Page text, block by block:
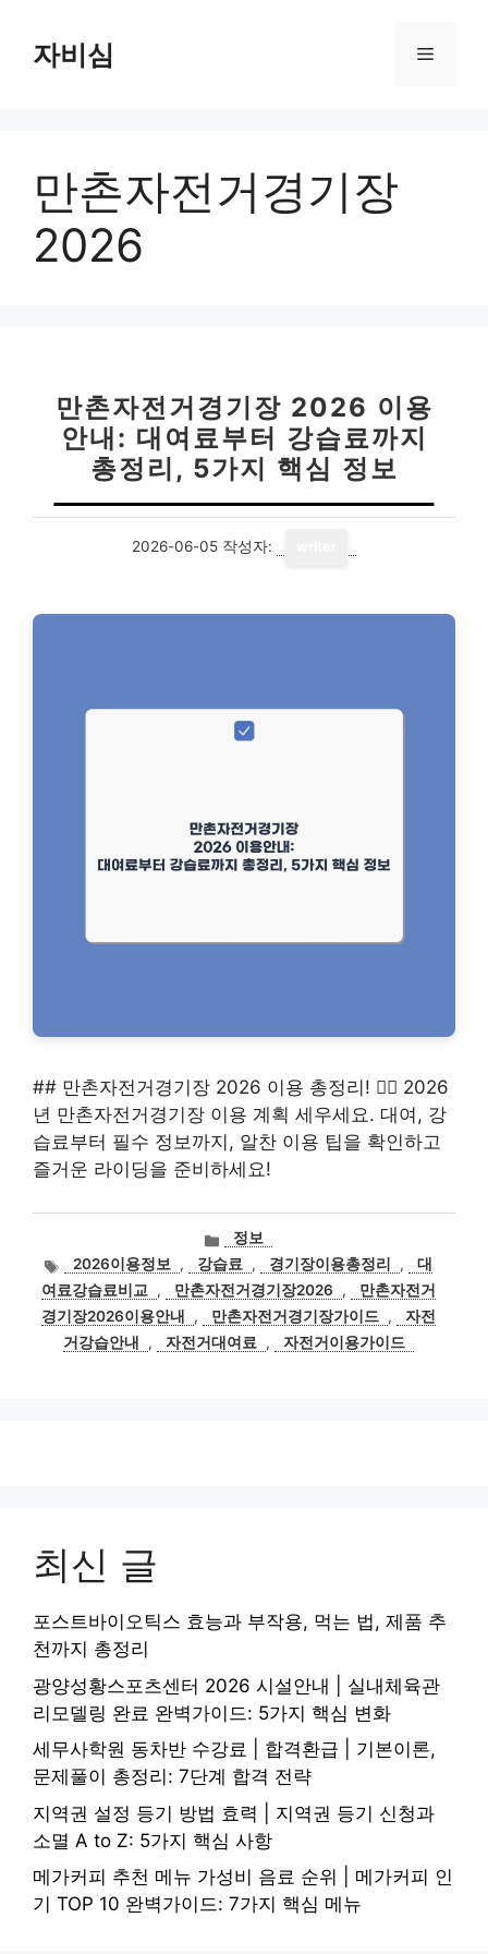
자비심 메
만촌자전거경기장
2026
만촌자전거경기장 2026 이용
안내: 대여료부터 강습료까지
총정리, 5가지 핵심 정보
2026-06-05 작성자:
## 만촌자전거경기장 2026 이용 총정리! 🚴‍♀️ 2026
년 만촌자전거경기장 이용 계획 세우세요. 대여, 강
습료부터 필수 정보까지, 알찬 이용 팁을 확인하고
즐거운 라이딩을 준비하세요!
카
테
고
리
정보
태
그
2026이용정보 , 강습료 , 경기장이용총정리 ,
대
여료강습료비교
, 만촌자전거경기장2026 ,
만촌자전거
경기장2026이용안내
, 만촌자전거경기장가이드 ,
자전
거강습안내
, 자전거대여료 , 자전거이용가이드
최신 글
포스트바이오틱스 효능과 부작용, 먹는 법, 제품 추
천까지 총정리
광양성황스포츠센터 2026 시설안내 | 실내체육관
리모델링 완료 완벽가이드: 5가지 핵심 변화
세무사학원 동차반 수강료 | 합격환급 | 기본이론,
문제풀이 총정리: 7단계 합격 전략
지역권 설정 등기 방법 효력 | 지역권 등기 신청과
소멸 A to Z: 5가지 핵심 사항
메가커피 추천 메뉴 가성비 음료 순위 | 메가커피 인
기 TOP 10 완벽가이드: 7가지 핵심 메뉴